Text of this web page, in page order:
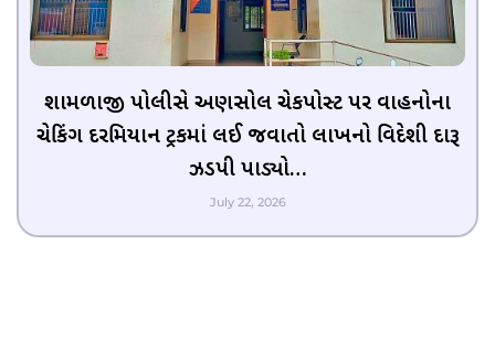
શામળાજી પોલીસે અણસોલ ચેકપોસ્ટ પર વાહનોના
ચેકિંગ દરમિયાન ટ્રકમાં લઈ જવાતો લાખનો વિદેશી દારૂ
ઝડપી પાડ્યો…
July 22, 2026